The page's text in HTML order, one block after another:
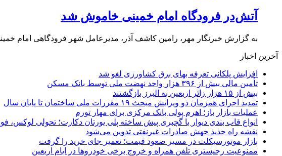
آتش‌در فرودگاه امام خمینی خاموش شد
به گزارش خبرنگار مهر، رامین کاشف آذر، مدیرعامل شهر فرودگاهی امام
آخرین اخبار
افزایش پلکانی تعرفه بهای برق کشاورزی لغو شد
تأمین مالی بیش از ۳۹۶ هزار واحد نهضت ملی توسط بانک مسکن
بیش از ۱۵ هزار زائر اربعین به البرز بازگشتند
تمدید اجرای همزمان دو ویرایش مبحث ۱۹ مقررات ملی ساختمان تا پایان سال
عملیات بازار باز؛ اهرم پولی بانک مرکزی برای مهار تورم
انواع قاب بندی دیوار با گچبری پیش ساخته پلی یورتان دکارت؛ تحولی لوکس،
نقشه راه جدید جهش صادرات غیرنفتی تدوین می‌شود
بازار موتورسیکلت در مسیر صعود قیمت؛ تعمیر جای خرید را گرفت
ممنوعیت رجیستری تلفن همراه و خروج برخی خودروها در ایام اربعین